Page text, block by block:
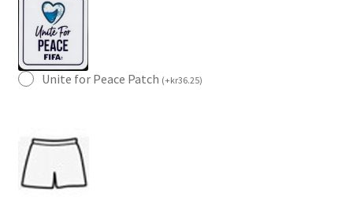
Unite for Peace Patch (+kr36.25)